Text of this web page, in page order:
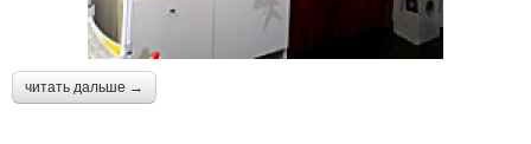
читать дальше →